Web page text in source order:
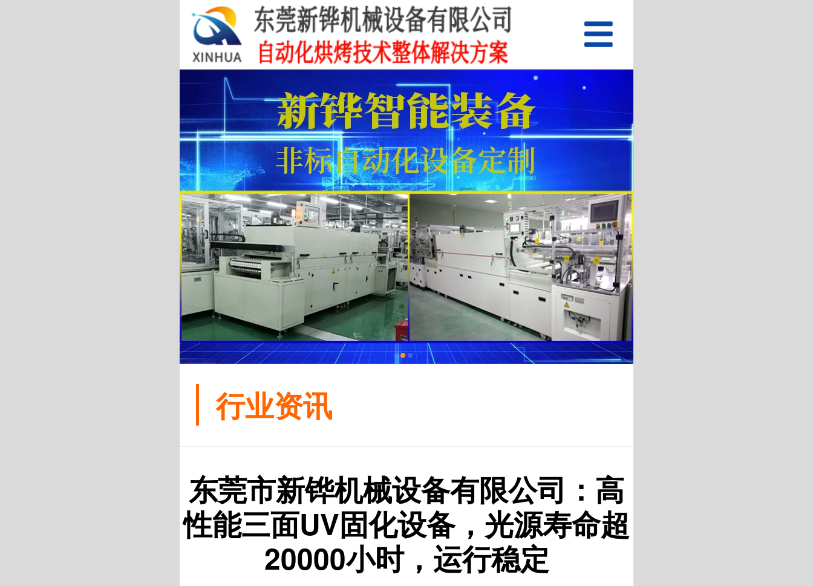
行业资讯
东莞市新铧机械设备有限公司：高
性能三面UV固化设备，光源寿命超
20000小时，运行稳定